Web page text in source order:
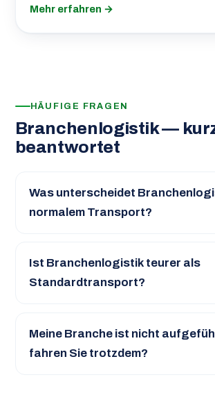
Mehr erfahren →
HÄUFIGE FRAGEN
Branchenlogistik —
beantwortet
Was unterscheidet
normalem Transport?
Ist Branchenlogistik teurer als
Standardtransport?
Meine Branche ist nicht
fahren Sie trotzdem?